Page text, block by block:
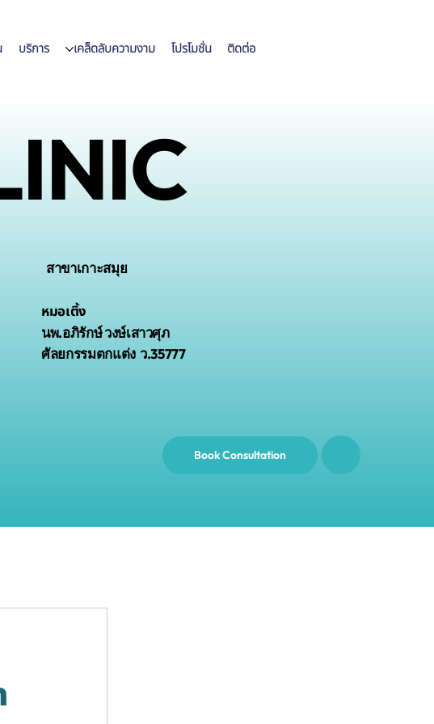
บริการ เคล็ดลับความงาม โปรโมชั่น ติดต่อ
สาขาเกาะสมุย
หมอเติ้ง
นพ.อภิรักษ์ วงษ์เสาวศุภ
ศัลยกรรมตกแต่ง ว.35777
Book Consultation